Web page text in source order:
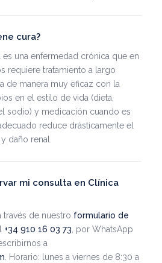
cura?
es una enfermedad crónica que en
requiere tratamiento a largo
de manera muy eficaz con la
en el estilo de vida (dieta,
sodio) y medicación cuando es
reduce drásticamente el
daño renal.
mi consulta en Clínica
través de nuestro formulario de
+34 910 16 03 73 , por WhatsApp
a
. Horario: lunes a viernes de 8:30 a